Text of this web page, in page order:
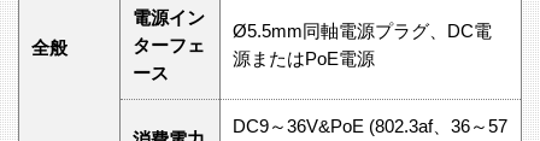
全般
電源イン
ターフェ
ース
Ø5.5mm同軸電源プラグ、DC電
源またはPoE電源
DC9～36V&PoE (802.3af、36～57